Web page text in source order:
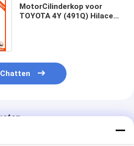
MotorCilinderkop voor
TOYOTA 4Y (491Q) Hilace
Chatten